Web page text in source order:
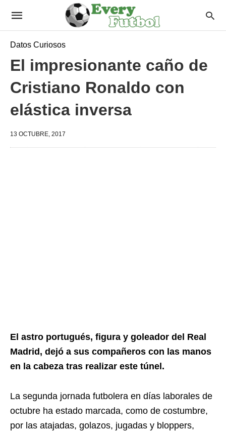
Datos Curiosos
El impresionante caño de
Cristiano Ronaldo con
elástica inversa
13 OCTUBRE, 2017
El astro portugués, figura y goleador del Real
Madrid, dejó a sus compañeros con las manos
en la cabeza tras realizar este túnel.
La segunda jornada futbolera en días laborales de
octubre ha estado marcada, como de costumbre,
por las atajadas, golazos, jugadas y bloppers,